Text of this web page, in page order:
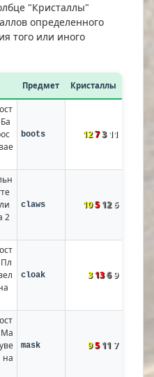
"Кристаллы"
определенного
того или иного
Предмет Кристаллы
boots 1273 11
2
claws 105 12 6
cloak 3136 9
Ма
на
mask 95 11 7